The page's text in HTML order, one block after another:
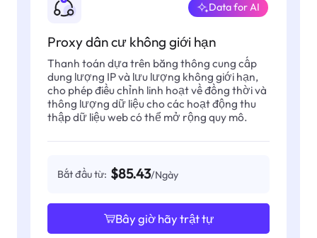
Proxy dân cư không giới hạn
Data for AI
Thanh toán dựa trên băng thông cung cấp
dung lượng IP và lưu lượng không giới hạn,
cho phép điều chỉnh linh hoạt về đồng thời và
thông lượng dữ liệu cho các hoạt động thu
thập dữ liệu web có thể mở rộng quy mô.
Bắt đầu từ: $85.43/Ngày
Bây giờ hãy trật tự